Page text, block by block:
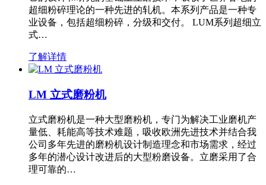
超细粉碎理论的一种先进的轧机。本系列产品是一种专
业设备，包括超细粉碎，分级和交付。 LUM系列超细立
式…
了解详情
LM 立式磨粉机
立式磨粉机是一种大型磨粉机，专门为解决工业磨机产
量低、耗能高等技术难题，吸收欧洲先进技术并结合我
公司多年先进的磨粉机设计制造理念和市场需求，经过
多年的潜心设计改进后的大型粉磨设备。立磨采用了合
理可靠的…